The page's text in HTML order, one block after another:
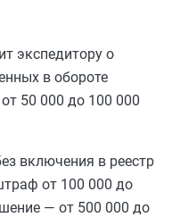
экспедитору о
в обороте
50 000 до 100 000
включения в реестр
от 100 000 до
— от 500 000 до